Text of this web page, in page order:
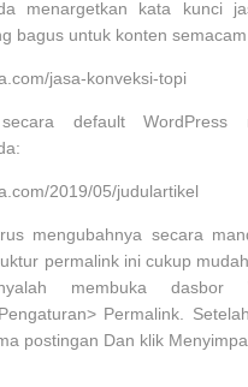
menargetkan kata kunci
bagus untuk konten
jasa-konveksi-topi
secara default WordPress
2019/05/judulartikel
mengubahnya secara
permalink ini cukup
membuka dasbor
Permalink.
postingan Dan klik